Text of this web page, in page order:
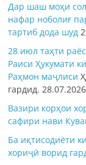
Дар шаш моҳи
нафар ноболиғ
тартиб дода шуд
28 июл таҳти
Раиси Ҳукумати
Раҳмон маҷлиси
гардид.28.07.2026
Вазири корҳои
сафири нави
Ба иқтисодиёти
хориҷӣ ворид